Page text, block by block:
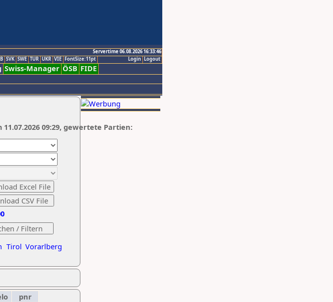
Servertime 06.08.2026 16:33:46
Logout
Login
SVK SWE TUR UKR VIE FontSize:11pt
Swiss-Manager ÖSB FIDE
Tirol Vorarlberg
09:29, gewertete Partien:
pnr